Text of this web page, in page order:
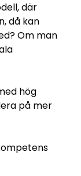
där
då kan
Om man
hög
på mer